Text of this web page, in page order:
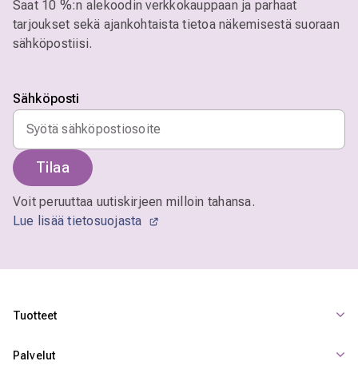
Saat 10 %:n alekoodin verkkokauppaan ja parhaat
tarjoukset sekä ajankohtaista tietoa näkemisestä suoraan
sähköpostiisi.
Sähköposti
Tilaa
Voit peruuttaa uutiskirjeen milloin tahansa.
Lue lisää tietosuojasta
Tuotteet
Palvelut